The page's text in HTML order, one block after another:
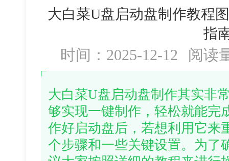
大白菜U盘启动盘制作教程
指
时间：2025-12-12 阅读
大白菜U盘启动盘制作其实非
够实现一键制作，轻松就能完
作好启动盘后，若想利用它来
个步骤和一些关键设置。为了